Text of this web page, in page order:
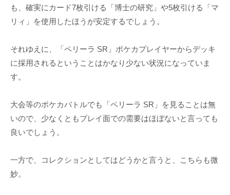
も、確実にカード7枚引ける「博士の研究」や5枚引ける「マ
リィ」を使用したほうが安定するでしょう。
それゆえに、「ペリーラ SR」ポケカプレイヤーからデッキ
に採用されるということはかなり少ない状況になっていま
す。
大会等のポケカバトルでも「ペリーラ SR」を見ることは無
いので、少なくともプレイ面での需要はほぼないと言っても
良いでしょう。
一方で、コレクションとしてはどうかと言うと、こちらも微
妙。